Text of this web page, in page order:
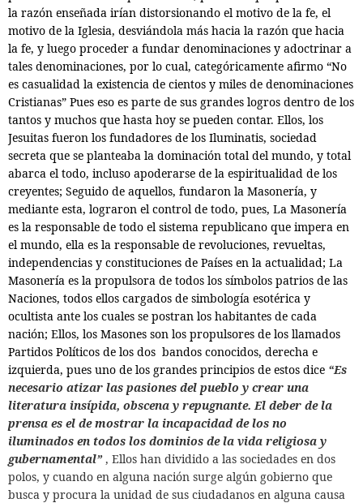
la razón enseñada irían distorsionando el motivo de la fe, el
motivo de la Iglesia, desviándola más hacia la razón que hacia
la fe, y luego proceder a fundar denominaciones y adoctrinar a
tales denominaciones, por lo cual, categóricamente afirmo “No
es casualidad la existencia de cientos y miles de denominaciones
Cristianas” Pues eso es parte de sus grandes logros dentro de los
tantos y muchos que hasta hoy se pueden contar. Ellos, los
Jesuitas fueron los fundadores de los Iluminatis, sociedad
secreta que se planteaba la dominación total del mundo, y total
abarca el todo, incluso apoderarse de la espiritualidad de los
creyentes; Seguido de aquellos, fundaron la Masonería, y
mediante esta, lograron el control de todo, pues, La Masonería
es la responsable de todo el sistema republicano que impera en
el mundo, ella es la responsable de revoluciones, revueltas,
independencias y constituciones de Países en la actualidad; La
Masonería es la propulsora de todos los símbolos patrios de las
Naciones, todos ellos cargados de simbología esotérica y
ocultista ante los cuales se postran los habitantes de cada
nación; Ellos, los Masones son los propulsores de los llamados
Partidos Políticos de los dos bandos conocidos, derecha e
izquierda, pues uno de los grandes principios de estos dice “Es
necesario atizar las pasiones del pueblo y crear una
literatura insípida, obscena y repugnante. El deber de la
prensa es el de mostrar la incapacidad de los no
iluminados en todos los dominios de la vida religiosa y
gubernamental”, Ellos han dividido a las sociedades en dos
polos, y cuando en alguna nación surge algún gobierno que
busca y procura la unidad de sus ciudadanos en alguna causa